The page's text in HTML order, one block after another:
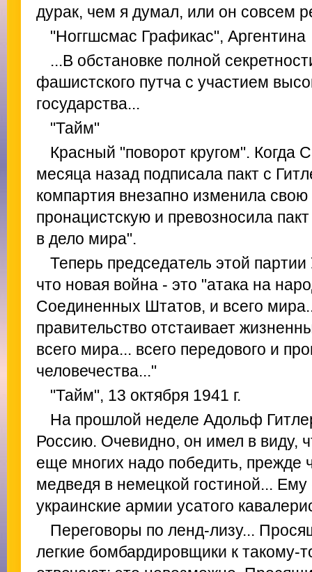
дурак, чем я думал, или он совсем
"Ноггшсмас Графикас", Аргентина
...В обстановке полной
фашистского путча с участием
государства...
"Тайм"
Красный "поворот кругом". Когда
месяца назад подписала пакт с
компартия внезапно изменила
пронацистскую и превозносила
в дело мира".
Теперь председатель этой
что новая война - это "атака на
Соединенных Штатов, и всего
правительство отстаивает
всего мира... всего передового и
человечества..."
"Тайм", 13 октября 1941 г.
На прошлой неделе Адольф
Россию. Очевидно, он имел в виду,
еще многих надо победить, прежде
медведя в немецкой гостиной...
украинские армии усатого
Переговоры по ленд-лизу...
легкие бомбардировщики к